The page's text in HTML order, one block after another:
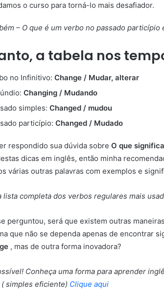
o curso para torná-lo mais desafiador.
– O que é um verbo no passado particípio
a tabela nos
no Infinitivo: Change / Mudar, alterar
Changing / Mudando
simples: Changed / mudou
particípio: Changed / Mudado
respondido sua dúvida sobre O que
dicas em inglês, então minha
várias outras palavras com exemplos e
lista completa dos verbos regulares mais
perguntou, será que existem outras
que não se dependa apenas de encontrar
, mas de outra forma inovadora?
Conheça uma forma para aprender
simples eficiente) Clique aqui